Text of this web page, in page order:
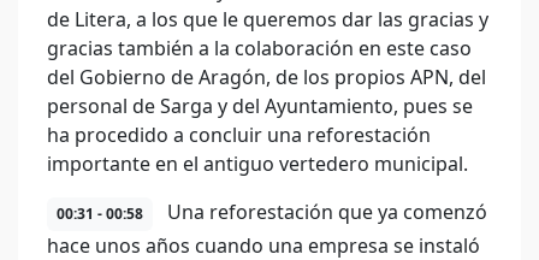
de Litera, a los que le queremos dar las gracias y
gracias también a la colaboración en este caso
del Gobierno de Aragón, de los propios APN, del
personal de Sarga y del Ayuntamiento, pues se
ha procedido a concluir una reforestación
importante en el antiguo vertedero municipal.
00:31 - 00:58
Una reforestación que ya comenzó
hace unos años cuando una empresa se instaló